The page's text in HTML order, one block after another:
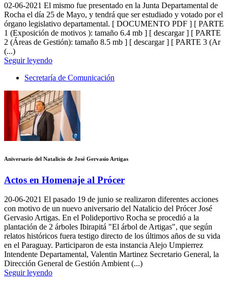
02-06-2021 El mismo fue presentado en la Junta Departamental de
Rocha el día 25 de Mayo, y tendrá que ser estudiado y votado por el
órgano legislativo departamental. [ DOCUMENTO PDF ] [ PARTE
1 (Exposición de motivos ): tamaño 6.4 mb ] [ descargar ] [ PARTE
2 (Áreas de Gestión): tamaño 8.5 mb ] [ descargar ] [ PARTE 3 (Ar
(...)
Seguir leyendo
Secretaría de Comunicación
Aniversario del Natalicio de José Gervasio Artigas
Actos en Homenaje al Prócer
20-06-2021 El pasado 19 de junio se realizaron diferentes acciones
con motivo de un nuevo aniversario del Natalicio del Prócer José
Gervasio Artigas. En el Polideportivo Rocha se procedió a la
plantación de 2 árboles Ibirapitá "El árbol de Artigas", que según
relatos históricos fuera testigo directo de los últimos años de su vida
en el Paraguay. Participaron de esta instancia Alejo Umpierrez
Intendente Departamental, Valentin Martinez Secretario General, la
Dirección General de Gestión Ambient (...)
Seguir leyendo